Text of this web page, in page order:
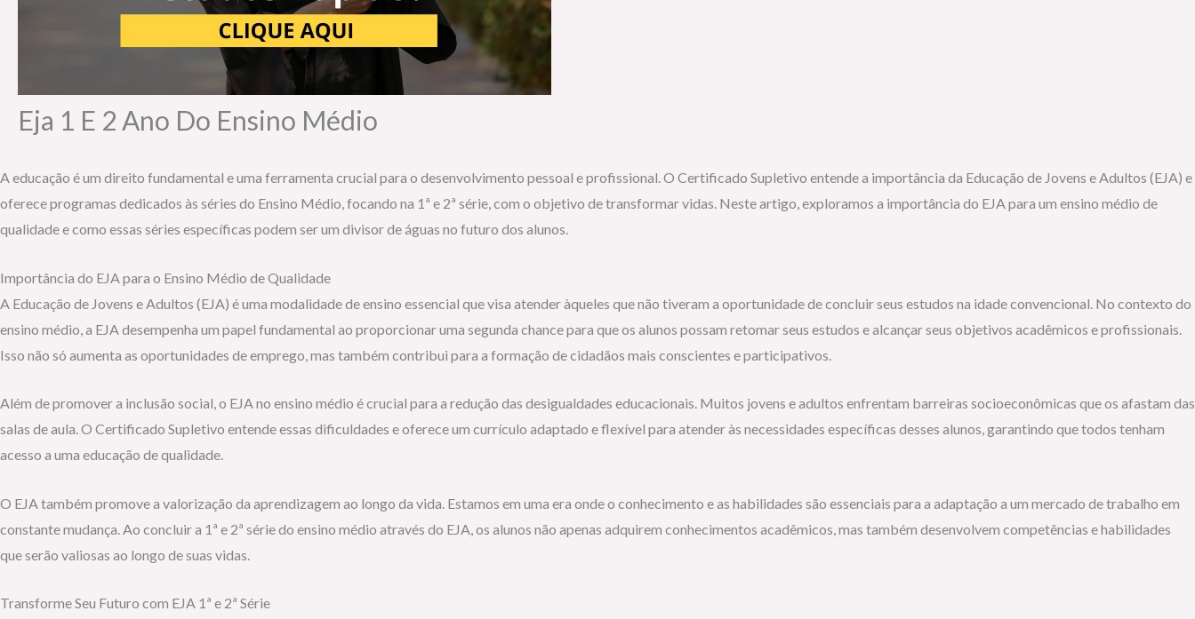
Eja 1 E 2 Ano Do Ensino Médio
A educação é um direito fundamental e uma ferramenta crucial para o desenvolvimento pessoal e profissional. O Certificado Supletivo entende a importância da Educação de Jovens e Adultos (EJA) e
oferece programas dedicados às séries do Ensino Médio, focando na 1ª e 2ª série, com o objetivo de transformar vidas. Neste artigo, exploramos a importância do EJA para um ensino médio de
qualidade e como essas séries específicas podem ser um divisor de águas no futuro dos alunos.
Importância do EJA para o Ensino Médio de Qualidade
A Educação de Jovens e Adultos (EJA) é uma modalidade de ensino essencial que visa atender àqueles que não tiveram a oportunidade de concluir seus estudos na idade convencional. No contexto do
ensino médio, a EJA desempenha um papel fundamental ao proporcionar uma segunda chance para que os alunos possam retomar seus estudos e alcançar seus objetivos acadêmicos e profissionais.
Isso não só aumenta as oportunidades de emprego, mas também contribui para a formação de cidadãos mais conscientes e participativos.
Além de promover a inclusão social, o EJA no ensino médio é crucial para a redução das desigualdades educacionais. Muitos jovens e adultos enfrentam barreiras socioeconômicas que os afastam das
salas de aula. O Certificado Supletivo entende essas dificuldades e oferece um currículo adaptado e flexível para atender às necessidades específicas desses alunos, garantindo que todos tenham
acesso a uma educação de qualidade.
O EJA também promove a valorização da aprendizagem ao longo da vida. Estamos em uma era onde o conhecimento e as habilidades são essenciais para a adaptação a um mercado de trabalho em
constante mudança. Ao concluir a 1ª e 2ª série do ensino médio através do EJA, os alunos não apenas adquirem conhecimentos acadêmicos, mas também desenvolvem competências e habilidades
que serão valiosas ao longo de suas vidas.
Transforme Seu Futuro com EJA 1ª e 2ª Série